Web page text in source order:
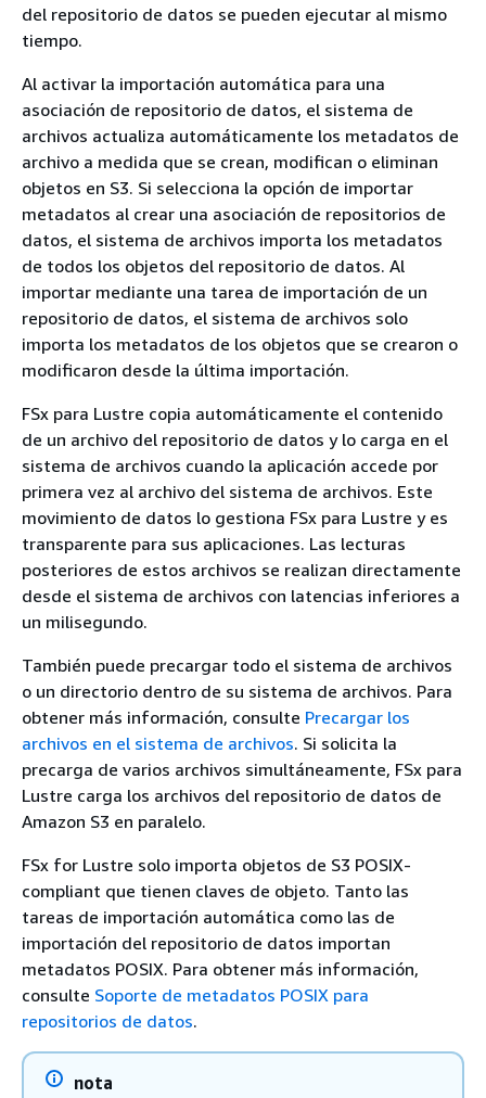
del repositorio de datos se pueden ejecutar al mismo
tiempo.
Al activar la importación automática para una
asociación de repositorio de datos, el sistema de
archivos actualiza automáticamente los metadatos de
archivo a medida que se crean, modifican o eliminan
objetos en S3. Si selecciona la opción de importar
metadatos al crear una asociación de repositorios de
datos, el sistema de archivos importa los metadatos
de todos los objetos del repositorio de datos. Al
importar mediante una tarea de importación de un
repositorio de datos, el sistema de archivos solo
importa los metadatos de los objetos que se crearon o
modificaron desde la última importación.
FSx para Lustre copia automáticamente el contenido
de un archivo del repositorio de datos y lo carga en el
sistema de archivos cuando la aplicación accede por
primera vez al archivo del sistema de archivos. Este
movimiento de datos lo gestiona FSx para Lustre y es
transparente para sus aplicaciones. Las lecturas
posteriores de estos archivos se realizan directamente
desde el sistema de archivos con latencias inferiores a
un milisegundo.
También puede precargar todo el sistema de archivos
o un directorio dentro de su sistema de archivos. Para
obtener más información, consulte Precargar los
archivos en el sistema de archivos. Si solicita la
precarga de varios archivos simultáneamente, FSx para
Lustre carga los archivos del repositorio de datos de
Amazon S3 en paralelo.
FSx for Lustre solo importa objetos de S3 POSIX-
compliant que tienen claves de objeto. Tanto las
tareas de importación automática como las de
importación del repositorio de datos importan
metadatos POSIX. Para obtener más información,
consulte Soporte de metadatos POSIX para
repositorios de datos.
nota